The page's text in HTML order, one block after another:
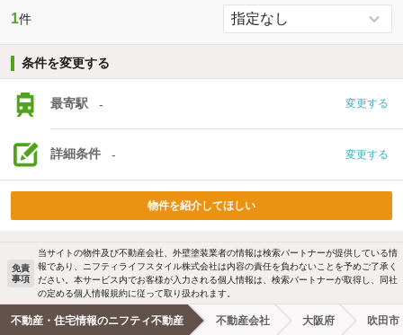
1件
条件を変更する
最寄駅 - 変更する
詳細条件 - 変更する
物件を紹介してほしい
免責
事項
当サイトの物件及び不動産会社、外壁塗装業者の情報は検索パートナーが提供している情
報であり、ニフティライフスタイル株式会社は内容の責任を負わないことを予めご了承く
ださい。本サービス内でお客様が入力される個人情報は、検索パートナーが取得し、同社
の定める個人情報規約に従って取り扱われます。
不動産・住宅情報のニフティ不動産 不動産会社 大阪府 吹田市